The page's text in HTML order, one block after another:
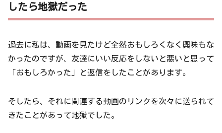
したら地獄だった
過去に私は、動画を見たけど全然おもしろくなく興味もな
かったのですが、友達にいい反応をしないと悪いと思って
「おもしろかった」と返信をしたことがあります。
そしたら、それに関連する動画のリンクを次々に送られて
きたことがあって地獄でした。